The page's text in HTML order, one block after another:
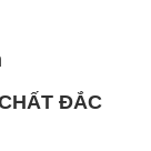
ĐẮC